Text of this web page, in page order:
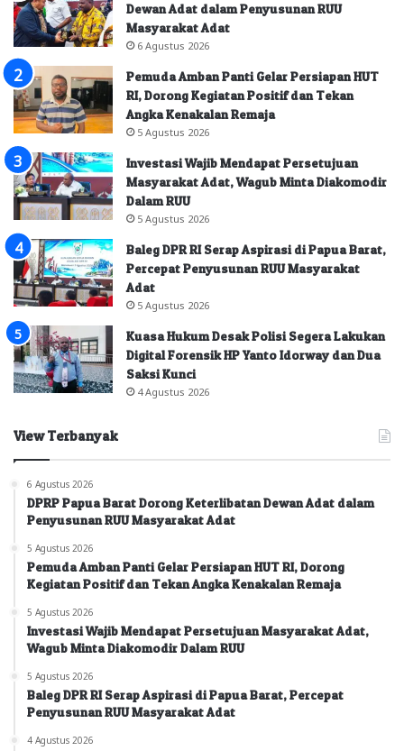
Dewan Adat dalam Penyusunan RUU
Masyarakat Adat
6 Agustus 2026
Pemuda Amban Panti Gelar Persiapan HUT
RI, Dorong Kegiatan Positif dan Tekan
Angka Kenakalan Remaja
5 Agustus 2026
Investasi Wajib Mendapat Persetujuan
Masyarakat Adat, Wagub Minta Diakomodir
Dalam RUU
5 Agustus 2026
Baleg DPR RI Serap Aspirasi di Papua Barat,
Percepat Penyusunan RUU Masyarakat
Adat
5 Agustus 2026
Kuasa Hukum Desak Polisi Segera Lakukan
Digital Forensik HP Yanto Idorway dan Dua
Saksi Kunci
4 Agustus 2026
View Terbanyak
6 Agustus 2026
DPRP Papua Barat Dorong Keterlibatan Dewan Adat dalam
Penyusunan RUU Masyarakat Adat
5 Agustus 2026
Pemuda Amban Panti Gelar Persiapan HUT RI, Dorong
Kegiatan Positif dan Tekan Angka Kenakalan Remaja
5 Agustus 2026
Investasi Wajib Mendapat Persetujuan Masyarakat Adat,
Wagub Minta Diakomodir Dalam RUU
5 Agustus 2026
Baleg DPR RI Serap Aspirasi di Papua Barat, Percepat
Penyusunan RUU Masyarakat Adat
4 Agustus 2026